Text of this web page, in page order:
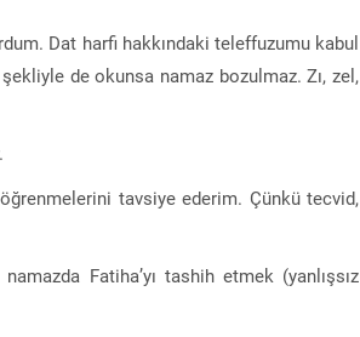
Dat harfi hakkındaki teleffuzumu kabul
de okunsa namaz bozulmaz. Zı, zel,
tavsiye ederim. Çünkü tecvid,
Fatiha’yı tashih etmek (yanlışsız